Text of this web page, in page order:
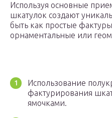
Используя основные
шкатулок создают
быть как простые
орнаментальные или
Использование
фактурирования
ямочками.